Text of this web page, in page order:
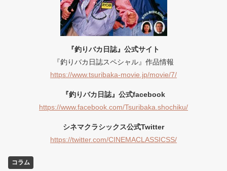
『釣りバカ日誌』公式サイト
『釣りバカ日誌スペシャル』作品情報
https://www.tsuribaka-movie.jp/movie/7/
『釣りバカ日誌』公式facebook
https://www.facebook.com/Tsuribaka.shochiku/
シネマクラシックス公式Twitter
https://twitter.com/CINEMACLASSICSS/
コラム